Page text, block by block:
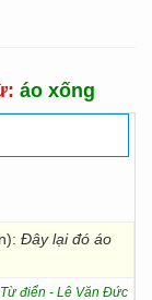
áo xống
Đây lại đó áo
điển - Lê Văn Đức